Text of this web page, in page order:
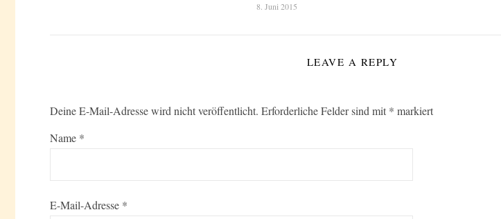
8. Juni 2015
LEAVE A REPLY
Deine E-Mail-Adresse wird nicht veröffentlicht. Erforderliche Felder sind mit * markiert
Name *
E-Mail-Adresse *